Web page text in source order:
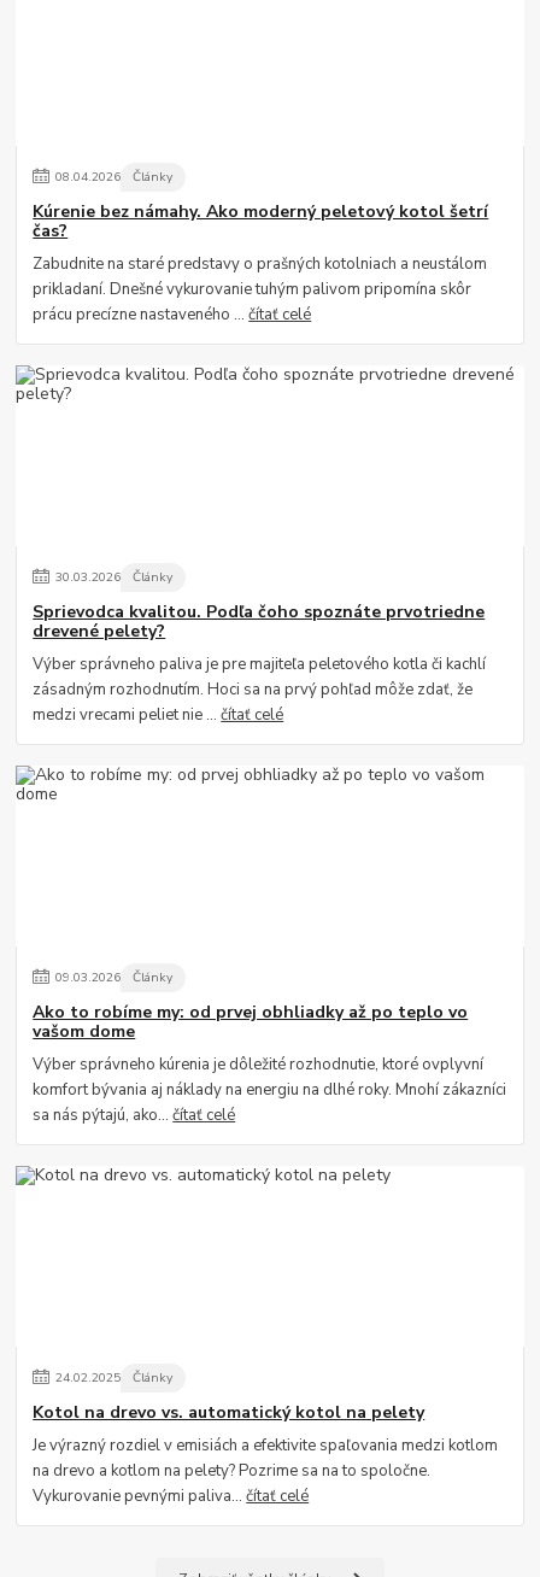
08.04.2026 Články
Kúrenie bez námahy. Ako moderný peletový kotol šetrí
čas?
Zabudnite na staré predstavy o prašných kotolniach a neustálom
prikladaní. Dnešné vykurovanie tuhým palivom pripomína skôr
prácu precízne nastaveného ...čítať celé
30.03.2026 Články
Sprievodca kvalitou. Podľa čoho spoznáte prvotriedne
drevené pelety?
Výber správneho paliva je pre majiteľa peletového kotla či kachlí
zásadným rozhodnutím. Hoci sa na prvý pohľad môže zdať, že
medzi vrecami peliet nie ...čítať celé
09.03.2026 Články
Ako to robíme my: od prvej obhliadky až po teplo vo
vašom dome
Výber správneho kúrenia je dôležité rozhodnutie, ktoré ovplyvní
komfort bývania aj náklady na energiu na dlhé roky. Mnohí zákazníci
sa nás pýtajú, ako...čítať celé
24.02.2025 Články
Kotol na drevo vs. automatický kotol na pelety
Je výrazný rozdiel v emisiách a efektivite spaľovania medzi kotlom
na drevo a kotlom na pelety? Pozrime sa na to spoločne.
Vykurovanie pevnými paliva...čítať celé